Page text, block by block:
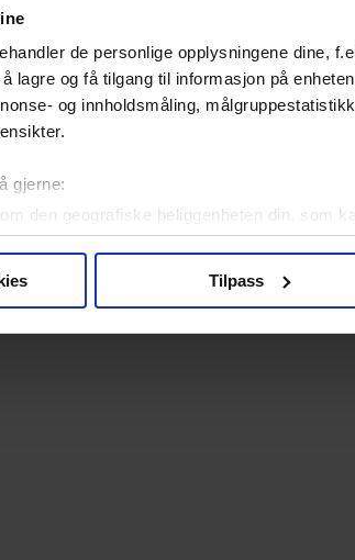
de personlige opplysningene dine,
lagre og få tilgang til informasjon på
og innholdsmåling,
gjerne:
den geografiske beliggenheten din, som
ved å aktivt skanne den for bestemte
hvordan dine personlige data behandles
Tilpass